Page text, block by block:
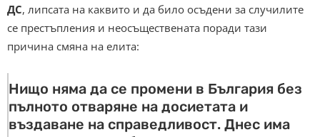
ДС, липсата на каквито и да било осъдени за случилите
се престъпления и неосъществената поради тази
причина смяна на елита:
Нищо няма да се промени в България без
пълното отваряне на досиетата и
въздаване на справедливост. Днес има